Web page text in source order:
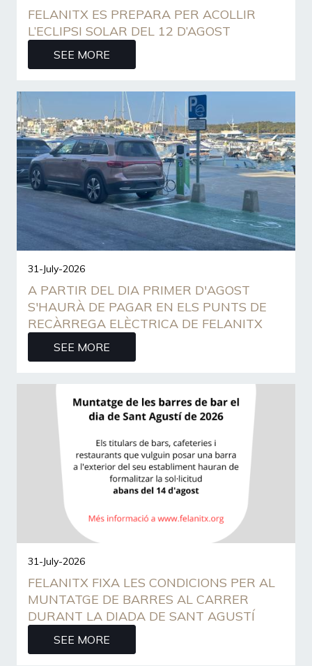
FELANITX ES PREPARA PER ACOLLIR
L’ECLIPSI SOLAR DEL 12 D’AGOST
SEE MORE
31-July-2026
A PARTIR DEL DIA PRIMER D'AGOST
S'HAURÀ DE PAGAR EN ELS PUNTS DE
RECÀRREGA ELÈCTRICA DE FELANITX
SEE MORE
31-July-2026
FELANITX FIXA LES CONDICIONS PER AL
MUNTATGE DE BARRES AL CARRER
DURANT LA DIADA DE SANT AGUSTÍ
SEE MORE